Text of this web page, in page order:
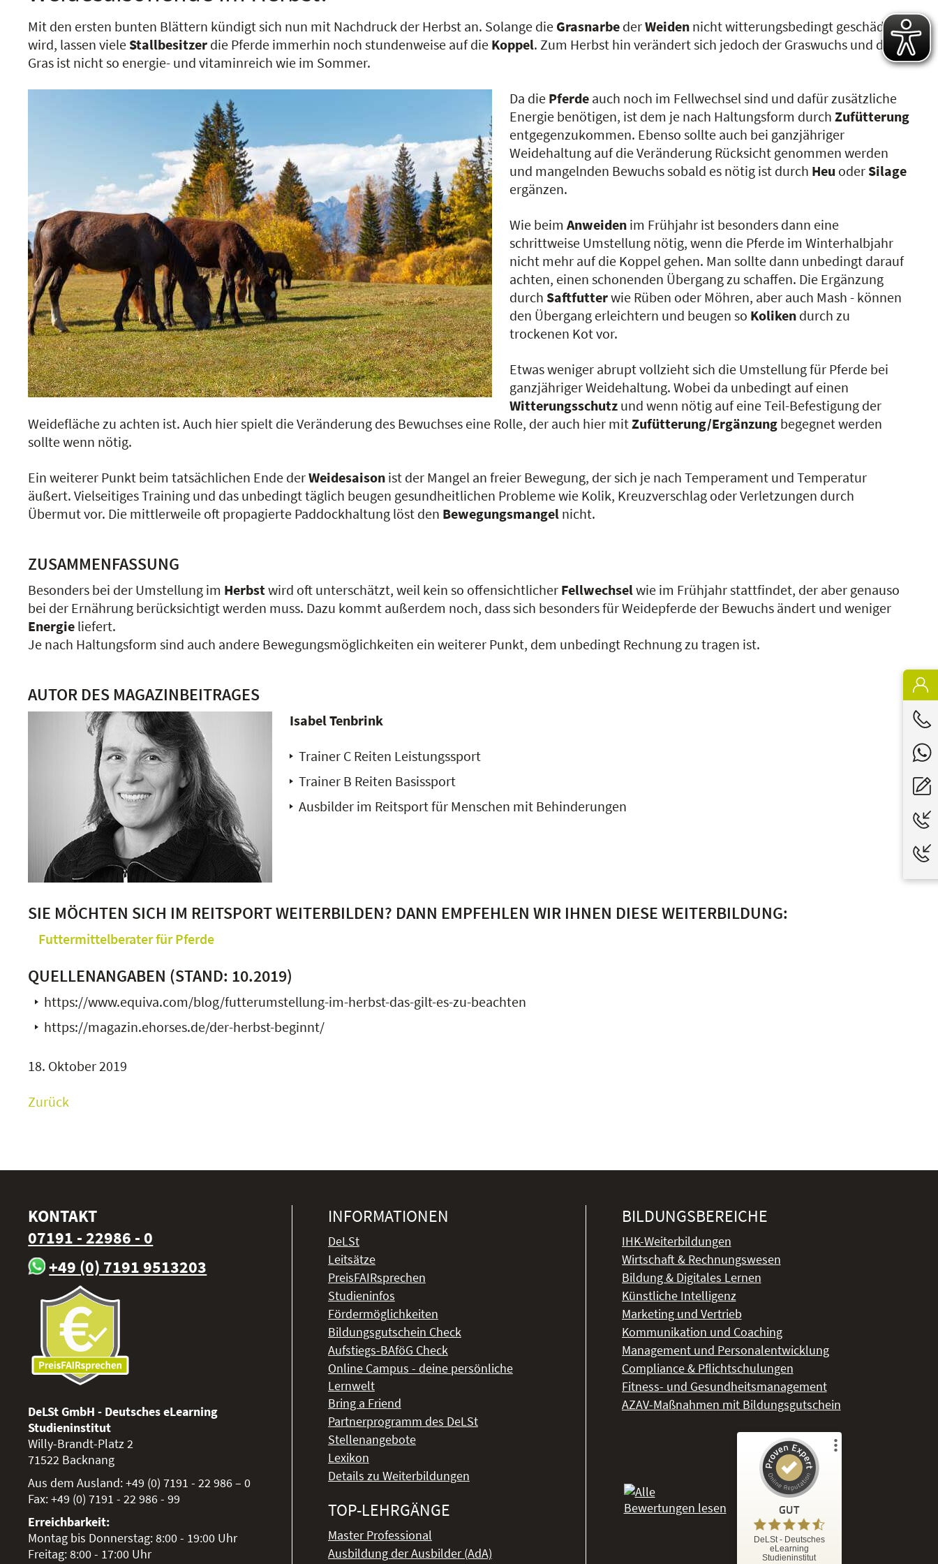
Mit den ersten bunten Blättern kündigt sich nun mit Nachdruck der Herbst an. Solange die Grasnarbe derWeiden nicht witterungsbedingt geschädigt
wird, lassen viele Stallbesitzer die Pferde immerhin noch stundenweise auf die Koppel. Zum Herbst hin verändert sich jedoch der Graswuchs und das
Gras ist nicht so energie- und vitaminreich wie im Sommer.
Da die Pferde auch noch im Fellwechsel sind und dafür zusätzliche
Energie benötigen, ist dem je nach Haltungsform durchZufütterung
entgegenzukommen. Ebenso sollte auch bei ganzjähriger
Weidehaltung auf die Veränderung Rücksicht genommen werden
und mangelnden Bewuchs sobald es nötig ist durch Heu oder Silage
ergänzen.
Wie beimAnweiden im Frühjahr ist besonders dann eine
schrittweise Umstellung nötig, wenn die Pferde im Winterhalbjahr
nicht mehr auf die Koppel gehen. Man sollte dann unbedingt darauf
achten, einen schonenden Übergang zu schaffen. Die Ergänzung
durch Saftfutterwie Rüben oder Möhren, aber auch Mash - können
den Übergang erleichtern und beugen so Koliken durch zu
trockenen Kot vor.
Etwas weniger abrupt vollzieht sich die Umstellung für Pferde bei
ganzjähriger Weidehaltung. Wobei da unbedingt auf einen
Witterungsschutz und wenn nötig auf eine Teil-Befestigung der
Weidefläche zu achten ist. Auch hier spielt die Veränderung des Bewuchses eine Rolle, der auch hier mitZufütterung/Ergänzung begegnet werden
sollte wenn nötig.
Ein weiterer Punkt beim tatsächlichen Ende derWeidesaison ist der Mangel an freier Bewegung, der sich je nach Temperament und Temperatur
äußert. Vielseitiges Training und das unbedingt täglich beugen gesundheitlichen Probleme wie Kolik, Kreuzverschlag oder Verletzungen durch
Übermut vor. Die mittlerweile oft propagierte Paddockhaltung löst den Bewegungsmangel nicht.
ZUSAMMENFASSUNG
Besonders bei der Umstellung im Herbstwird oft unterschätzt, weil kein so offensichtlicher Fellwechselwie im Frühjahr stattfindet, der aber genauso
bei der Ernährung berücksichtigt werden muss. Dazu kommt außerdem noch, dass sich besonders für Weidepferde der Bewuchs ändert und weniger
Energie liefert.
Je nach Haltungsform sind auch andere Bewegungsmöglichkeiten ein weiterer Punkt, dem unbedingt Rechnung zu tragen ist.
AUTOR DES MAGAZINBEITRAGES
Isabel Tenbrink
Trainer C Reiten Leistungssport
Trainer B Reiten Basissport
Ausbilder im Reitsport für Menschen mit Behinderungen
SIE MÖCHTEN SICH IM REITSPORT WEITERBILDEN? DANN EMPFEHLEN WIR IHNEN DIESE WEITERBILDUNG:
Futtermittelberater für Pferde
QUELLENANGABEN (STAND: 10.2019)
https://www.equiva.com/blog/futterumstellung-im-herbst-das-gilt-es-zu-beachten
https://magazin.ehorses.de/der-herbst-beginnt/
18. Oktober 2019
Zurück
KONTAKT
07191 - 22986 - 0
+49 (0) 7191 9513203
DeLSt GmbH - Deutsches eLearning
Studieninstitut
Willy-Brandt-Platz 2
71522 Backnang
Aus dem Ausland:+49 (0) 7191 - 22 986 – 0
Fax:+49 (0) 7191 - 22 986 - 99
Erreichbarkeit:
Montag bis Donnerstag: 8:00 - 19:00 Uhr
Freitag: 8:00 - 17:00 Uhr
INFORMATIONEN
DeLSt
Leitsätze
PreisFAIRsprechen
Studieninfos
Fördermöglichkeiten
Bildungsgutschein Check
Aufstiegs-BAföG Check
Online Campus - deine persönliche
Lernwelt
Bring a Friend
Partnerprogramm des DeLSt
Stellenangebote
Lexikon
Details zu Weiterbildungen
TOP-LEHRGÄNGE
Master Professional
Ausbildung der Ausbilder (AdA)
BILDUNGSBEREICHE
IHK-Weiterbildungen
Wirtschaft & Rechnungswesen
Bildung & Digitales Lernen
Künstliche Intelligenz
Marketing und Vertrieb
Kommunikation und Coaching
Management und Personalentwicklung
Compliance & Pflichtschulungen
Fitness- und Gesundheitsmanagement
AZAV-Maßnahmen mit Bildungsgutschein
GUT
DeLSt - Deutsches
eLearning
Studieninstitut
Kundenbewertungen und Erfahrungen zu
DeLSt - Deutsches eLearning Studieninstitut
ProvenExpert.com